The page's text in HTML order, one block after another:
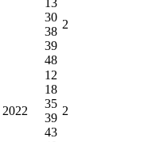
30
38
39
48
2
12
18
35
39
43
2